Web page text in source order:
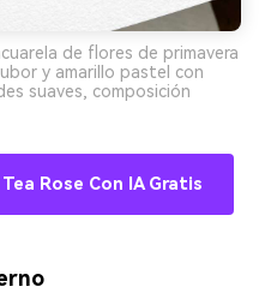
de flores de primavera
y amarillo pastel con
suaves, composición
Rose Con IA Gratis